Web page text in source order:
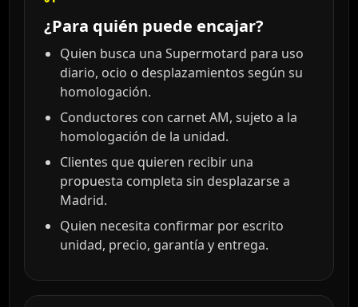
¿Para quién puede encajar?
Quien busca una Supermotard para uso
diario, ocio o desplazamientos según su
homologación.
Conductores con carnet AM, sujeto a la
homologación de la unidad.
Clientes que quieren recibir una
propuesta completa sin desplazarse a
Madrid.
Quien necesita confirmar por escrito
unidad, precio, garantía y entrega.